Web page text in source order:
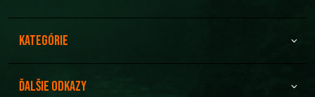
Kategórie
Ďalšie odkazy